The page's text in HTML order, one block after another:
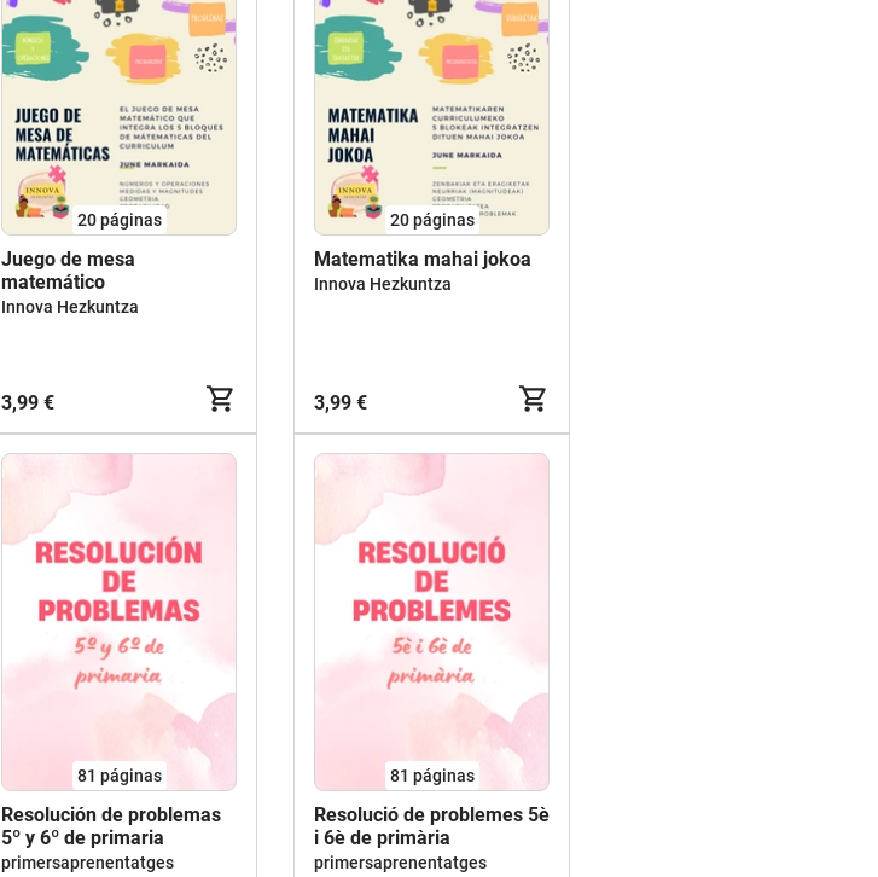
20páginas
Juego de mesa
matemático
Innova Hezkuntza
3,99 €
20páginas
Matematika mahai jokoa
Innova Hezkuntza
3,99 €
81 páginas
Resolución de problemas
5º y 6º de primaria
primersaprenentatges
81 páginas
Resolució de problemes 5è
i 6è de primària
primersaprenentatges